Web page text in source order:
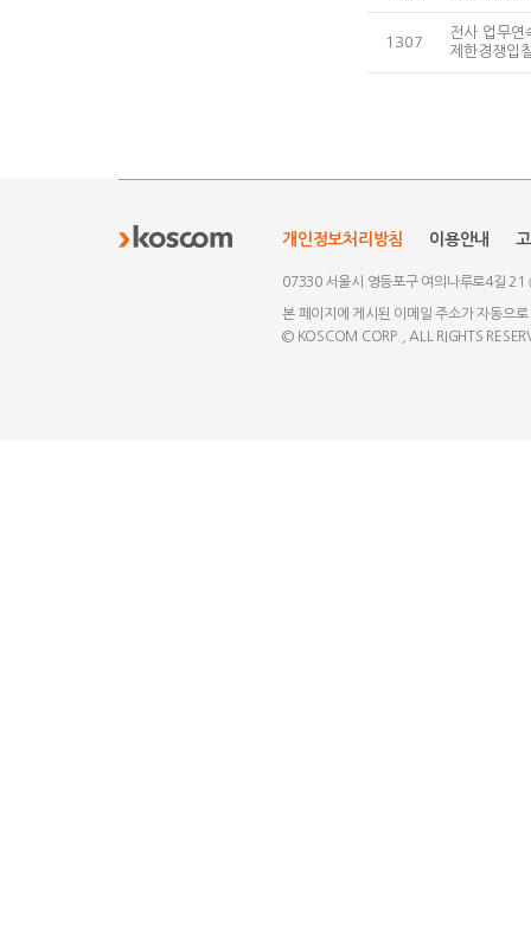
1307
전사 업무연
제한경쟁입
개인정보처리방침 이용안내
07330 서울시 영등포구 여의나루로4길 21
본 페이지에 게시된 이메일 주소가 자동으
© KOSCOM CORP., ALL RIGHTS